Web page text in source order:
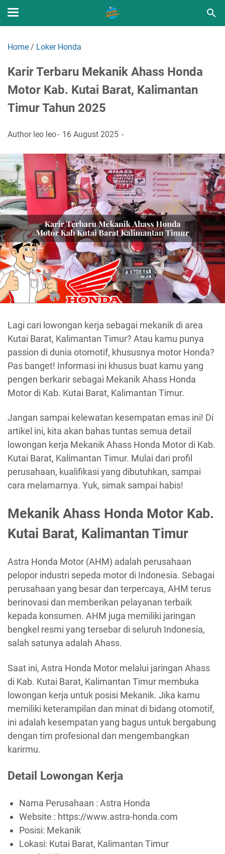
Home / Loker Honda
Karir Terbaru Mekanik Ahass Honda
Motor Kab. Kutai Barat, Kalimantan
Timur Tahun 2025
Author leo leo 16 August 2025
Lagi cari lowongan kerja sebagai mekanik di area
Kutai Barat, Kalimantan Timur? Atau kamu punya
passion di dunia otomotif, khususnya motor Honda?
Pas banget! Informasi ini khusus buat kamu yang
pengen berkarir sebagai Mekanik Ahass Honda
Motor di Kab. Kutai Barat, Kalimantan Timur.
Jangan sampai kelewatan kesempatan emas ini! Di
artikel ini, kita akan bahas tuntas semua detail
lowongan kerja Mekanik Ahass Honda Motor di Kab.
Kutai Barat, Kalimantan Timur. Mulai dari profil
perusahaan, kualifikasi yang dibutuhkan, sampai
cara melamarnya. Yuk, simak sampai habis!
Mekanik Ahass Honda Motor Kab.
Kutai Barat, Kalimantan Timur
Astra Honda Motor (AHM) adalah perusahaan
pelopor industri sepeda motor di Indonesia. Sebagai
perusahaan yang besar dan terpercaya, AHM terus
berinovasi dan memberikan pelayanan terbaik
kepada konsumen. AHM juga memiliki jaringan
bengkel resmi yang tersebar di seluruh Indonesia,
salah satunya adalah Ahass.
Saat ini, Astra Honda Motor melalui jaringan Ahass
di Kab. Kutai Barat, Kalimantan Timur membuka
lowongan kerja untuk posisi Mekanik. Jika kamu
memiliki keterampilan dan minat di bidang otomotif,
ini adalah kesempatan yang bagus untuk bergabung
dengan tim profesional dan mengembangkan
karirmu.
Detail Lowongan Kerja
Nama Perusahaan : Astra Honda
Website : https://www.astra-honda.com
Posisi: Mekanik
Lokasi: Kutai Barat, Kalimantan Timur